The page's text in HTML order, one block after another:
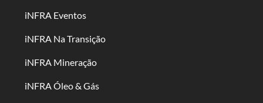
iNFRA Eventos
iNFRA Na Transição
iNFRA Mineração
iNFRA Óleo & Gás